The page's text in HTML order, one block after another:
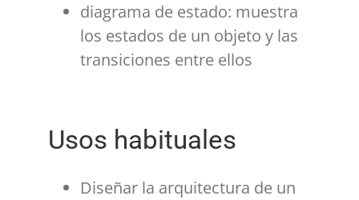
diagrama de estado: muestra
los estados de un objeto y las
transiciones entre ellos
Usos habituales
Diseñar la arquitectura de un